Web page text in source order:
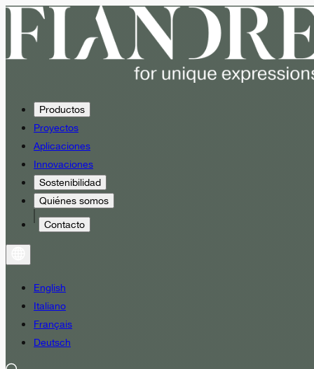
Productos
Proyectos
Aplicaciones
Innovaciones
Sostenibilidad
Quiénes somos
Contacto
English
Italiano
Français
Deutsch